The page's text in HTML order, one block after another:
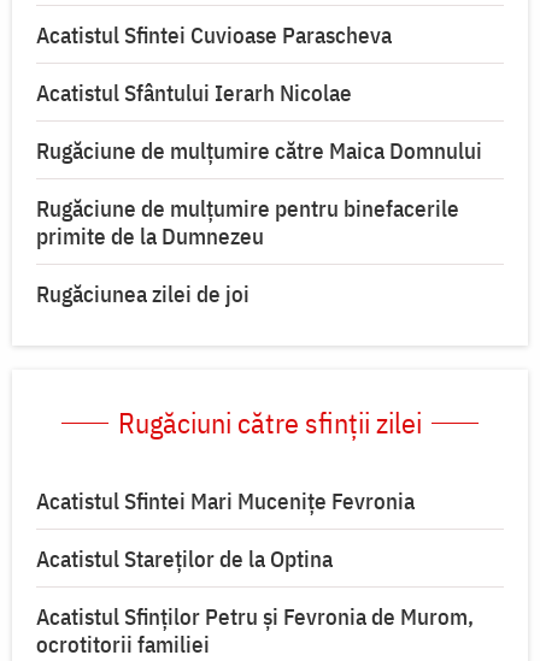
Acatistul Sfintei Cuvioase Parascheva
Acatistul Sfântului Ierarh Nicolae
Rugăciune de mulţumire către Maica Domnului
Rugăciune de mulțumire pentru binefacerile
primite de la Dumnezeu
Rugăciunea zilei de joi
Rugăciuni către sfinții zilei
Acatistul Sfintei Mari Muceniţe Fevronia
Acatistul Stareţilor de la Optina
Acatistul Sfinților Petru și Fevronia de Murom,
ocrotitorii familiei